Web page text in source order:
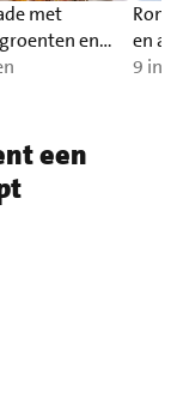
met
en
en
9
een